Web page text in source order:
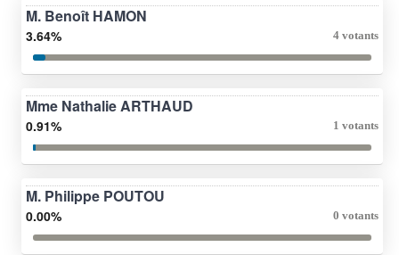
M. Benoît HAMON
3.64% 4 votants
Mme Nathalie ARTHAUD
0.91% 1 votants
M. Philippe POUTOU
0.00% 0 votants